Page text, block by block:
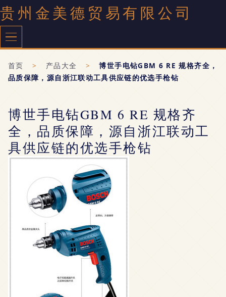
贵州金美德贸易有限公司
首页 > 产品大全 >
博世手电钻GBM 6 RE 规格齐全，
品质保障，源自浙江联动工具供应链的优选手枪钻
博世手电钻GBM 6 RE 规格齐
全，品质保障，源自浙江联动工
具供应链的优选手枪钻